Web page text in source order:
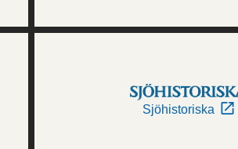
Sjöhistoriska